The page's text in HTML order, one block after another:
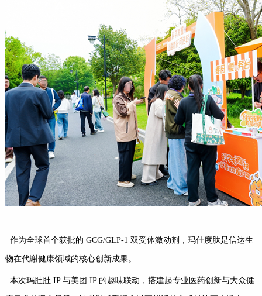
作为全球首个获批的 GCG/GLP-1 双受体激动剂，玛仕度肽是信达生
物在代谢健康领域的核心创新成果。
本次玛肚肚 IP 与美团 IP 的趣味联动，搭建起专业医药创新与大众健